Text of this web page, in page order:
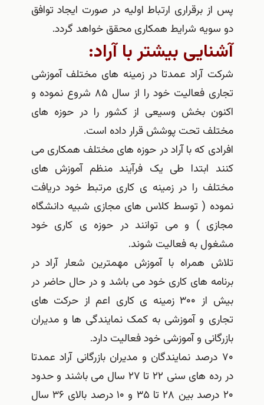
پس از برقراری ارتباط اولیه در صورت ایجاد توافق
دو سویه شرایط همکاری محقق خواهد گردد.
آشنایی بیشتر با آراد:
شرکت آراد عمدتا در زمینه های مختلف آموزشی
تجاری فعالیت خود را از سال ۸۵ شروع نموده و
اکنون بخش وسیعی از کشور را در حوزه های
مختلف تحت پوشش قرار داده است.
افرادی که با آراد در حوزه های مختلف همکاری می
کنند ابتدا طی یک فرآیند منظم آموزش های
مختلف را در زمینه ی کاری مرتبط خود دریافت
نموده ( توسط کلاس های مجازی شبیه دانشگاه
مجازی ) و می توانند در حوزه ی کاری خود
مشغول به فعالیت شوند.
تلاش همراه با آموزش مهمترین شعار آراد در
برنامه های کاری خود می باشد و در حال حاضر در
بیش از ۳۰۰ زمینه ی کاری اعم از حرکت های
تجاری و آموزشی به کمک نمایندگی ها و مدیران
بازرگانی و آموزشی خود فعالیت دارد.
۷۰ درصد نمایندگان و مدیران بازرگانی آراد عمدتا
در رده های سنی ۲۲ تا ۲۷ سال می باشند و حدود
۲۰ درصد بین ۲۸ تا ۳۵ و ۱۰ درصد بالای ۳۶ سال